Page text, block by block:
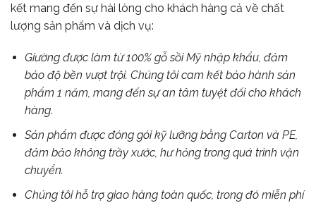
kết mang đến sự hài lòng cho khách hàng cả về chất
lượng sản phẩm và dịch vụ:
Giường được làm từ 100% gỗ sồi Mỹ nhập khẩu, đảm
bảo độ bền vượt trội. Chúng tôi cam kết bảo hành sản
phẩm 1 năm, mang đến sự an tâm tuyệt đối cho khách
hàng.
Sản phẩm được đóng gói kỹ lưỡng bằng Carton và PE,
đảm bảo không trầy xước, hư hỏng trong quá trình vận
chuyển.
Chúng tôi hỗ trợ giao hàng toàn quốc, trong đó miễn phí